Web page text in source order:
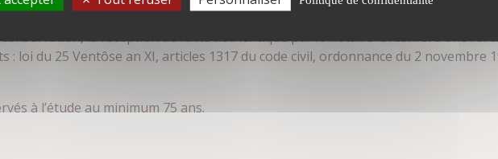
authentique
la réception de l’acte authentique par le notaire lui confère une
: loi du 25 Ventôse an XI, articles 1317 du code civil, ordonnance du 2 novembre
à l’étude au minimum 75 ans.